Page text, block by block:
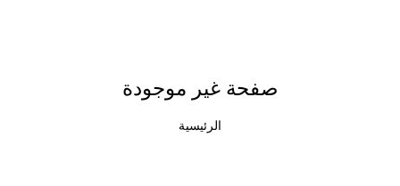
صفحة غير موجودة
الرئيسية